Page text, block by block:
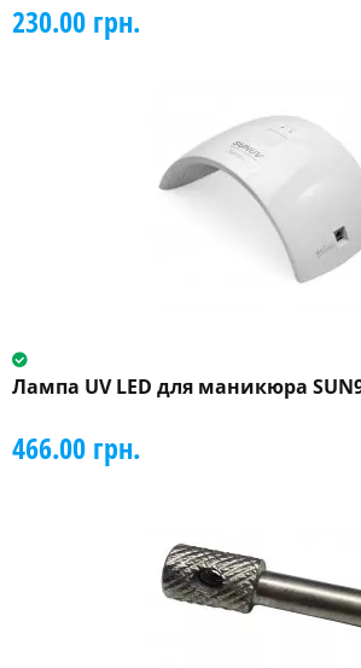
230.00 грн.
Лампа UV LED для маникюра
466.00 грн.